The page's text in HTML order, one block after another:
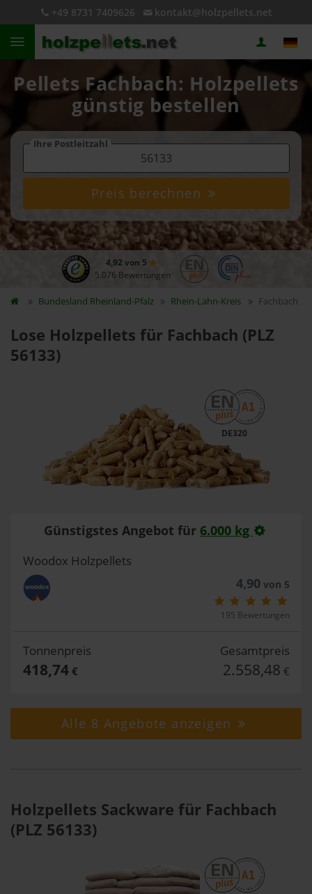
+49 8731 7409626 kontakt@holzpellets.net
Pellets Fachbach: Holzpellets
günstig bestellen
Ihre Postleitzahl
Preis berechnen
4,92 von 5
5.076 Bewertungen
Bundesland Rheinland-Pfalz Rhein-Lahn-Kreis Fachbach
Lose Holzpellets für Fachbach (PLZ
56133)
DE320
Günstigstes Angebot für 6.000 kg
Woodox Holzpellets
4,90 von 5
195 Bewertungen
Tonnenpreis
418,74€
Gesamtpreis
2.558,48 €
Alle 8 Angebote anzeigen
Holzpellets Sackware für Fachbach
(PLZ 56133)